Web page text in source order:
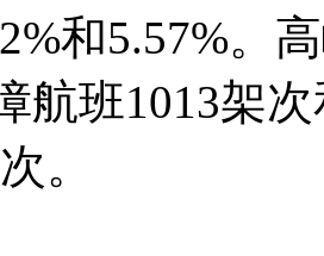
和5.57%。
航班1013架
。